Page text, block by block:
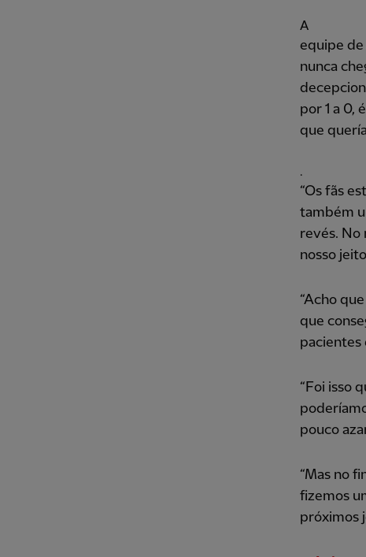
A
equipe de
nunca
por 1 a 0,
que
.
“Os fãs
também
revés. No
nosso
“Acho
que
pacientes
“Foi isso
pouco
“Mas no
fizemos
próximos